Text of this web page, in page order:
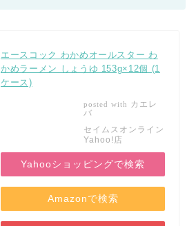
エースコック わかめオールスター わ
かめラーメン しょうゆ 153g×12個 (1
ケース)
posted with カエレ
バ
セイムスオンライン
Yahoo!店
Yahooショッピングで検索
Amazonで検索